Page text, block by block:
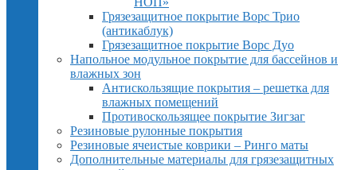
Грязезащитное покрытие Ворс Трио
(антикаблук)
Грязезащитное покрытие Ворс Дуо
Напольное модульное покрытие для бассейнов и
влажных зон
Антискользящие покрытия – решетка для
влажных помещений
Противоскользящее покрытие Зигзаг
Резиновые рулонные покрытия
Резиновые ячеистые коврики – Ринго маты
Дополнительные материалы для грязезащитных